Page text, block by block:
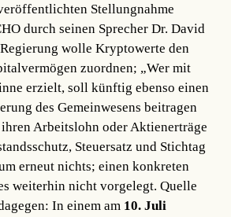
Stellungnahme
durch seinen Sprecher Dr. David
wolle Kryptowerte den
zuordnen; „Wer mit
erzielt, soll künftig ebenso einen
des Gemeinwesens beitragen
Arbeitslohn oder Aktienerträge
Steuersatz und Stichtag
erneut nichts; einen konkreten
weiterhin nicht vorgelegt.Quelle
In einem am 10. Juli